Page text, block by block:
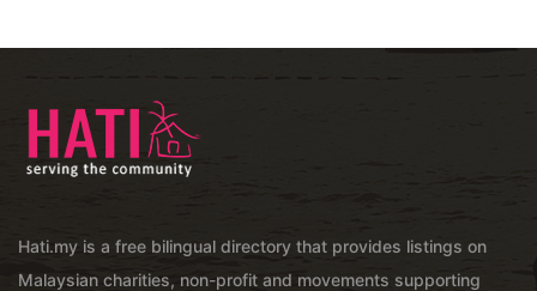
Hati.my is a free bilingual directory that provides listings on
Malaysian charities, non-profit and movements supporting